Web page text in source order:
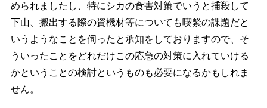
められましたし、特にシカの食害対策でいうと捕殺して
下山、搬出する際の資機材等についても喫緊の課題だと
いうようなことを伺ったと承知をしておりますので、そ
ういったことをどれだけこの応急の対策に入れていける
かということの検討というものも必要になるかもしれま
せん。